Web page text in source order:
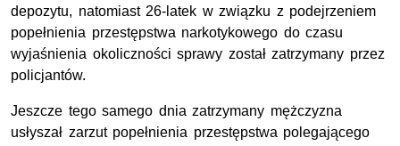
depozytu, natomiast 26-latek w związku z podejrzeniem
popełnienia przestępstwa narkotykowego do czasu
wyjaśnienia okoliczności sprawy został zatrzymany przez
policjantów.
Jeszcze tego samego dnia zatrzymany mężczyzna
usłyszał zarzut popełnienia przestępstwa polegającego